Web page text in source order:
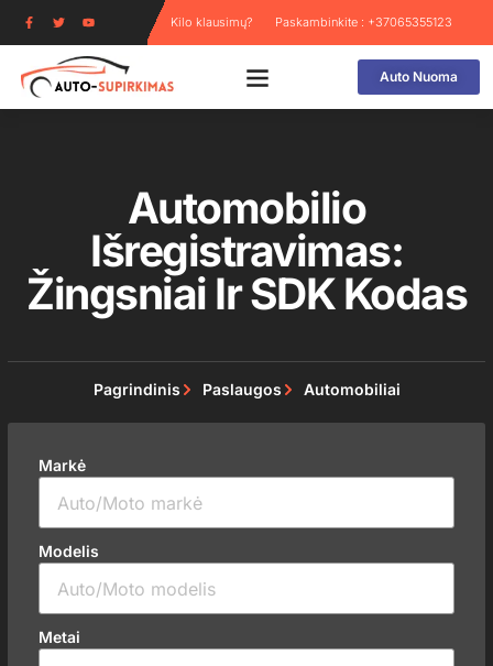
Kilo klausimų? Paskambinkite : +37065355123
Auto Nuoma
Automobilio
Išregistravimas:
Žingsniai Ir SDK Kodas
Pagrindinis Paslaugos Automobiliai
Markė
Modelis
Metai